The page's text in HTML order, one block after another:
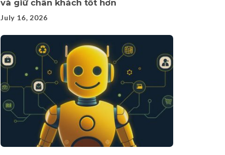
và giữ chân khách tốt hơn
July 16, 2026